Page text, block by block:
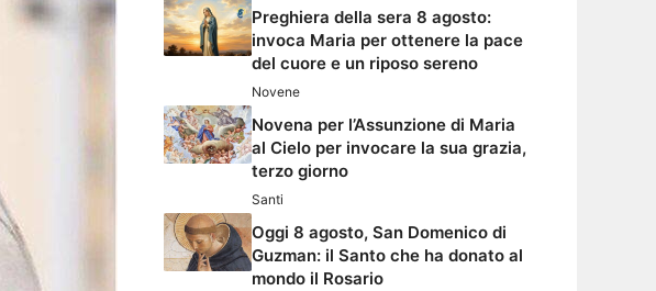
Preghiera della sera 8 agosto:
invoca Maria per ottenere la pace
del cuore e un riposo sereno
Novene
Novena per l’Assunzione di Maria
al Cielo per invocare la sua grazia,
terzo giorno
Santi
Oggi 8 agosto, San Domenico di
Guzman: il Santo che ha donato al
mondo il Rosario